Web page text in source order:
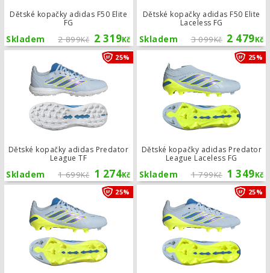
Dětské kopačky adidas F50 Elite
FG
2 899Kč 2 319Kč
Skladem
Dětské kopačky adidas F50 Elite
Laceless FG
3 099Kč 2 479Kč
Skladem
Dětské kopačky adidas Predator
League TF
1 699Kč 1 274Kč
Skladem
25% Dětské kopačky adidas Predator
Dětské kopačky adidas Predator
League Laceless FG
1 799Kč 1 349Kč
Skladem
25%
25% Dětské kopačky adidas Predator25%